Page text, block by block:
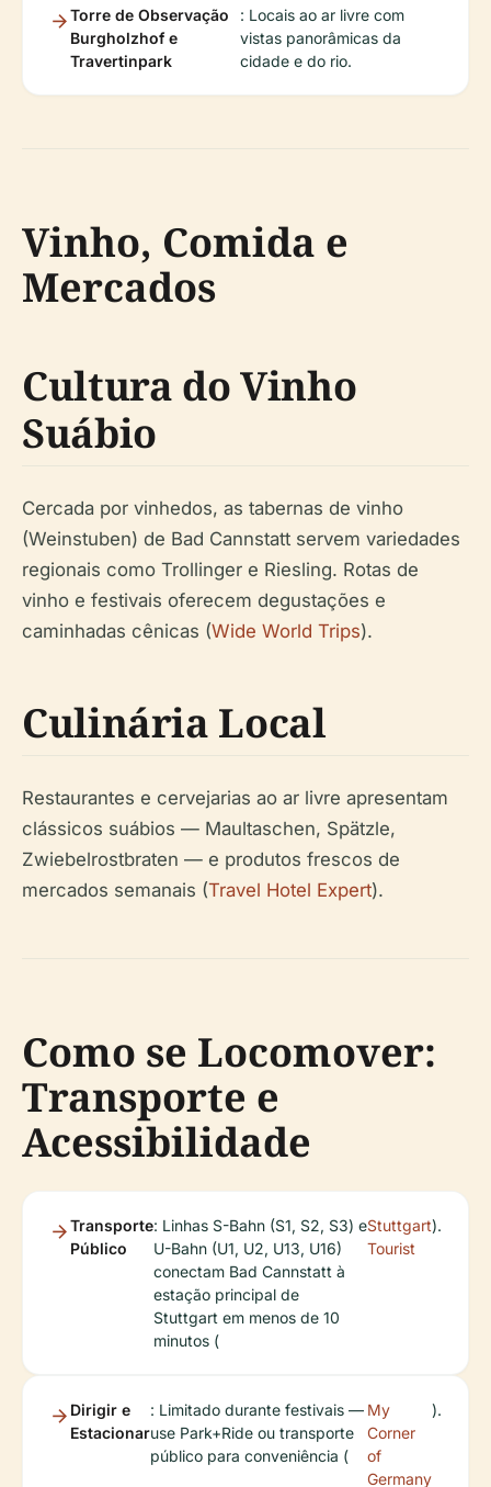
Torre de Observação
Burgholzhof e
Travertinpark
: Locais ao ar livre com
vistas panorâmicas da
cidade e do rio.
Vinho, Comida e
Mercados
Cultura do Vinho
Suábio
Cercada por vinhedos, as tabernas de vinho
(Weinstuben) de Bad Cannstatt servem variedades
regionais como Trollinger e Riesling. Rotas de
vinho e festivais oferecem degustações e
caminhadas cênicas (Wide World Trips).
Culinária Local
Restaurantes e cervejarias ao ar livre apresentam
clássicos suábios — Maultaschen, Spätzle,
Zwiebelrostbraten — e produtos frescos de
mercados semanais (Travel Hotel Expert).
Como se Locomover:
Transporte e
Acessibilidade
Transporte
Público
: Linhas S-Bahn (S1, S2, S3) e
U-Bahn (U1, U2, U13, U16)
conectam Bad Cannstatt à
estação principal de
Stuttgart em menos de 10
minutos (
Stuttgart
Tourist
).
Dirigir e
Estacionar
: Limitado durante festivais —
use Park+Ride ou transporte
público para conveniência (
My
Corner
of
Germany
).